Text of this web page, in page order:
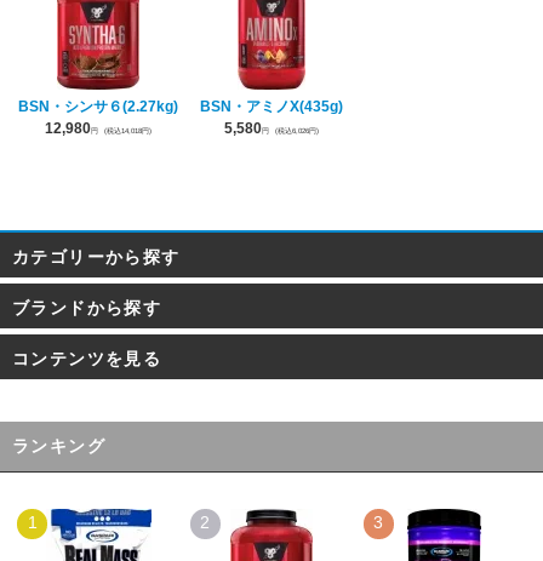
BSN・シンサ６(2.27kg)
12,980円 (税込14,018円)
BSN・アミノX(435g)
5,580円 (税込6,026円)
カテゴリーから探す
ブランドから探す
コンテンツを見る
ランキング
1 2 3